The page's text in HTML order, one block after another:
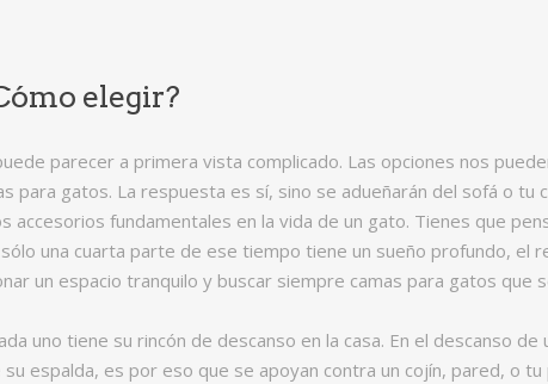
elegir?
parecer a primera vista complicado. Las opciones nos
para gatos. La respuesta es sí, sino se adueñarán del sofá o tu
accesorios fundamentales en la vida de un gato. Tienes que
una cuarta parte de ese tiempo tiene un sueño profundo,
un espacio tranquilo y buscar siempre camas para gatos que
uno tiene su rincón de descanso en la casa. En el descanso
espalda, es por eso que se apoyan contra un cojín, pared, o